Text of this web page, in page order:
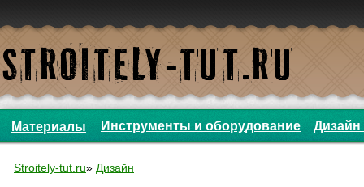
Материалы Инструменты и оборудование Дизайн
Stroitely-tut.ru» Дизайн